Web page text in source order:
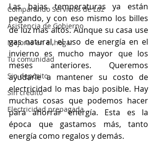
Comparando Servicios de Luz
Asistencia de Gobierno
Mejoras en el hogar
Tu comunidad
Sin depósito
Sin crédito
Electricidad prepagada
Las bajas temperaturas ya están
pegando, y con eso mismo los billes
de luz mas altos. Aunque su casa use
gas natural, el uso de energía en el
invierno es mucho mayor que los
meses anteriores. Queremos
ayudarle a mantener su costo de
electricidad lo mas bajo posible. Hay
muchas cosas que podemos hacer
para ahorrar energía. Esta es la
época que gastamos más, tanto
energía como regalos y demás.